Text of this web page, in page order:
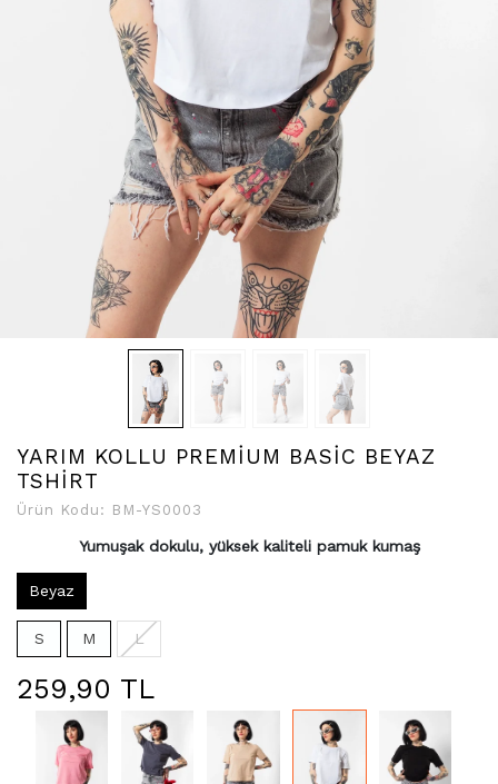
YARIM KOLLU PREMİUM BASİC BEYAZ
TSHİRT
Ürün Kodu: BM-YS0003
Yumuşak dokulu, yüksek kaliteli pamuk kumaş
Beyaz
S M L
259,90 TL